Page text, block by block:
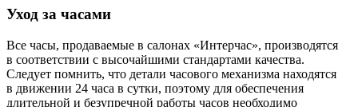
Уход за часами
Все часы, продаваемые в салонах «Интерчас», производятся
в соответствии с высочайшими стандартами качества.
Следует помнить, что детали часового механизма находятся
в движении 24 часа в сутки, поэтому для обеспечения
длительной и безупречной работы часов необходимо